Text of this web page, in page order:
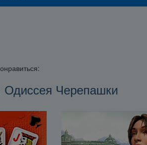
Одиссея Черепашки